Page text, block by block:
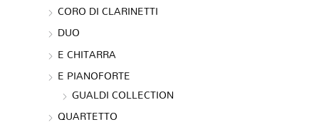
CORO DI CLARINETTI
DUO
E CHITARRA
E PIANOFORTE
GUALDI COLLECTION
QUARTETTO